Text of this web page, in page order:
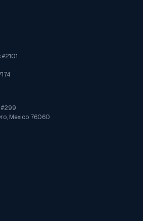
Mexico 76060